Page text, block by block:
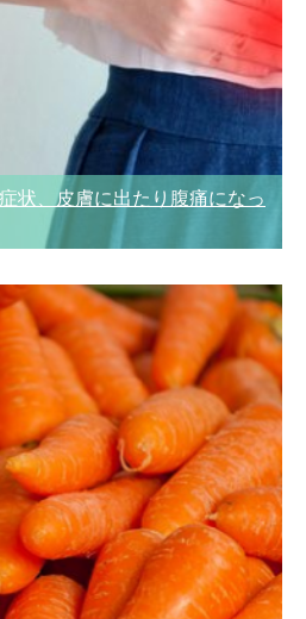
状、皮膚に出たり腹痛になっ